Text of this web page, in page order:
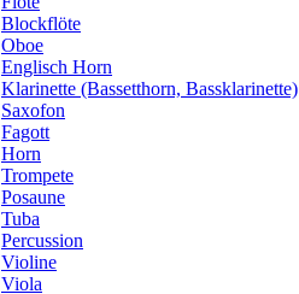
Blockflöte
Oboe
Englisch Horn
Klarinette (Bassetthorn, Bassklarinette)
Saxofon
Fagott
Horn
Trompete
Posaune
Tuba
Percussion
Violine
Viola